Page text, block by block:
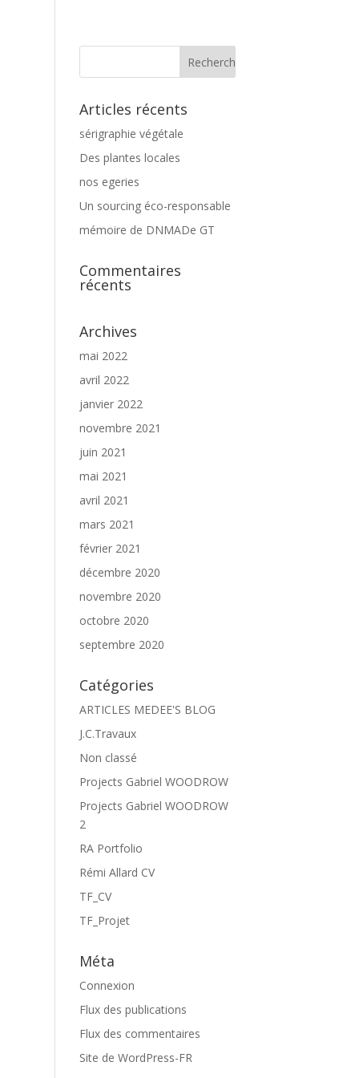
Articles récents
sérigraphie végétale
Des plantes locales
nos egeries
Un sourcing éco-responsable
mémoire de DNMADe GT
Commentaires
récents
Archives
mai 2022
avril 2022
janvier 2022
novembre 2021
juin 2021
mai 2021
avril 2021
mars 2021
février 2021
décembre 2020
novembre 2020
octobre 2020
septembre 2020
Catégories
ARTICLES MEDEE'S BLOG
J.C.Travaux
Non classé
Projects Gabriel WOODROW
Projects Gabriel WOODROW
2
RA Portfolio
Rémi Allard CV
TF_CV
TF_Projet
Méta
Connexion
Flux des publications
Flux des commentaires
Site de WordPress-FR